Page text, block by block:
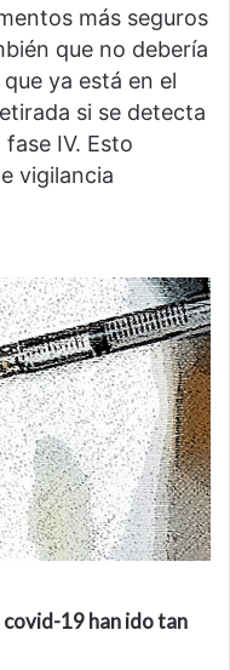
más seguros
que no debería
ya está en el
si se detecta
IV. Esto
vigilancia
covid-19 han ido tan